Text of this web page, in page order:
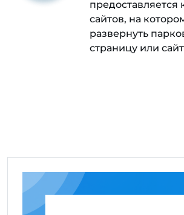
предоставляется
сайтов, на
развернуть
страницу или